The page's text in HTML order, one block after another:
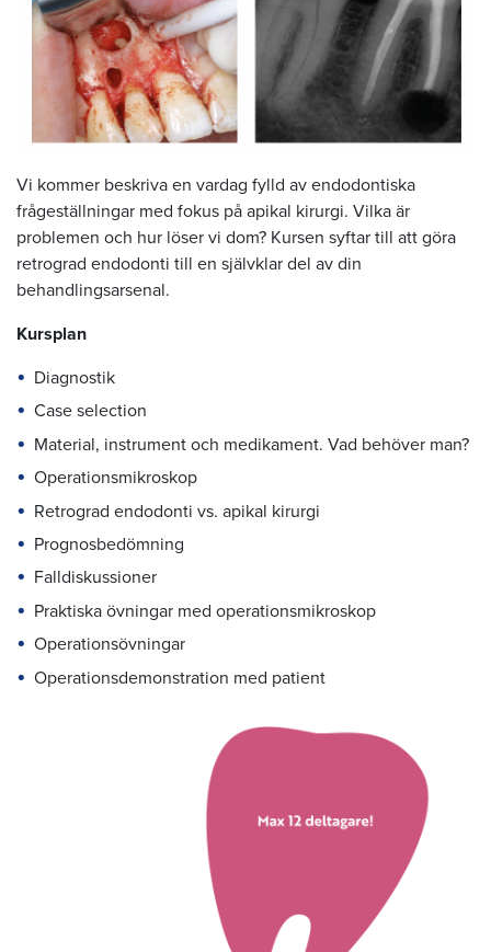
Vi kommer beskriva en vardag fylld av endodontiska
frågeställningar med fokus på apikal kirurgi. Vilka är
problemen och hur löser vi dom? Kursen syftar till att göra
retrograd endodonti till en självklar del av din
behandlingsarsenal.
Kursplan
Diagnostik
Case selection
Material, instrument och medikament. Vad behöver man?
Operationsmikroskop
Retrograd endodonti vs. apikal kirurgi
Prognosbedömning
Falldiskussioner
Praktiska övningar med operationsmikroskop
Operationsövningar
Operationsdemonstration med patient